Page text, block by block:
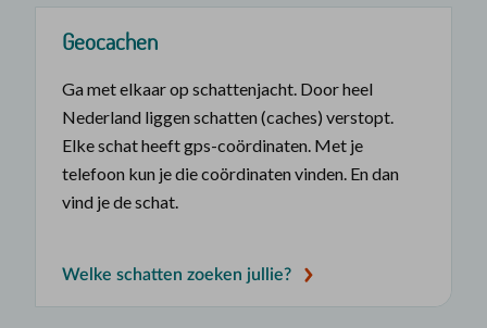
Geocachen
Ga met elkaar op schattenjacht. Door heel
Nederland liggen schatten (caches) verstopt.
Elke schat heeft gps-coördinaten. Met je
telefoon kun je die coördinaten vinden. En dan
vind je de schat.
Welke schatten zoeken jullie?